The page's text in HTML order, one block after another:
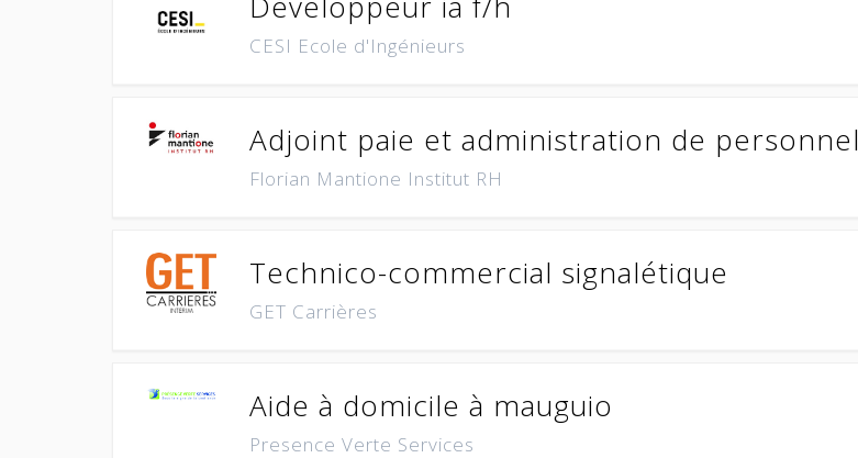
CESI Ecole d'Ingénieurs
Adjoint paie et administration de personnel
Florian Mantione Institut RH
Technico-commercial signalétique
GET Carrières
Aide à domicile à mauguio
Presence Verte Services